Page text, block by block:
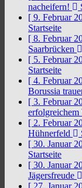
nacheifern!
[ 9. Februar
Startseite
[ 8. Februar
Saarbrücken
[ 5. Februar
Startseite
[ 4. Februar
Borussia
[ 3. Februar
erfolgreichem
[ 2. Februar
Hühnerfeld
[ 30. Januar
Startseite
[ 30. Januar
Jägersfreude
[ 27. Januar